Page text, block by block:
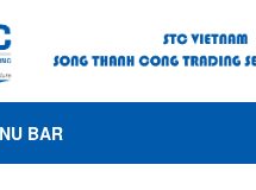
BAR